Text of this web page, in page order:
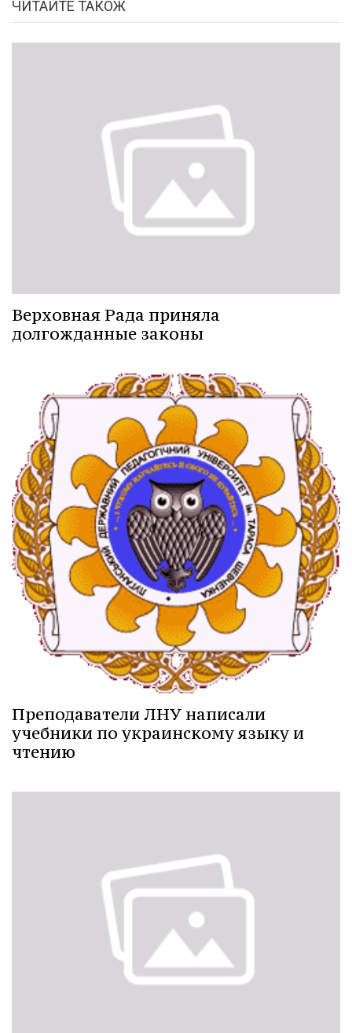
ЧИТАЙТЕ ТАКОЖ
Верховная Рада приняла
долгожданные законы
Преподаватели ЛНУ написали
учебники по украинскому языку и
чтению